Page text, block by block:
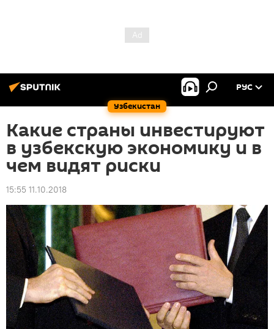
Узбекистан
РУС
Какие страны инвестируют
в узбекскую экономику и в
чем видят риски
15:55 11.10.2018